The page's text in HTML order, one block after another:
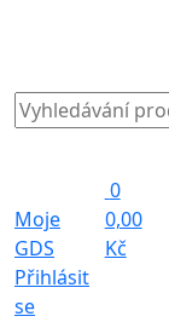
Moje
GDS
Přihlásit
se
0
0,00
Kč